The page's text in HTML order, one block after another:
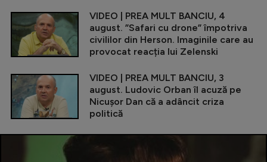
VIDEO | PREA MULT BANCIU, 4
august. ”Safari cu drone” împotriva
civililor din Herson. Imaginile care au
provocat reacția lui Zelenski
VIDEO | PREA MULT BANCIU, 3
august. Ludovic Orban îl acuză pe
Nicușor Dan că a adâncit criza
politică